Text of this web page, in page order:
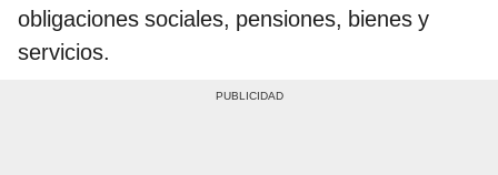
obligaciones sociales, pensiones, bienes y
servicios.